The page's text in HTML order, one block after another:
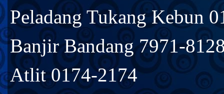
Peladang Tukang Kebun
Banjir Bandang 7971-
Atlit 0174-2174